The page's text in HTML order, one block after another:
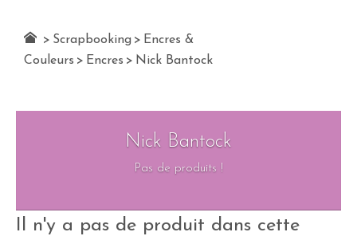
> Scrapbooking > Encres &
Couleurs > Encres > Nick Bantock
Nick Bantock
Pas de produits !
Il n'y a pas de produit dans cette